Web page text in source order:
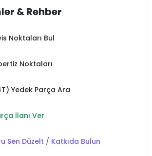
& Rehber
Noktaları Bul
Noktaları
Yedek Parça Ara
İlanı Ver
Sen Düzelt / Katkıda Bulun